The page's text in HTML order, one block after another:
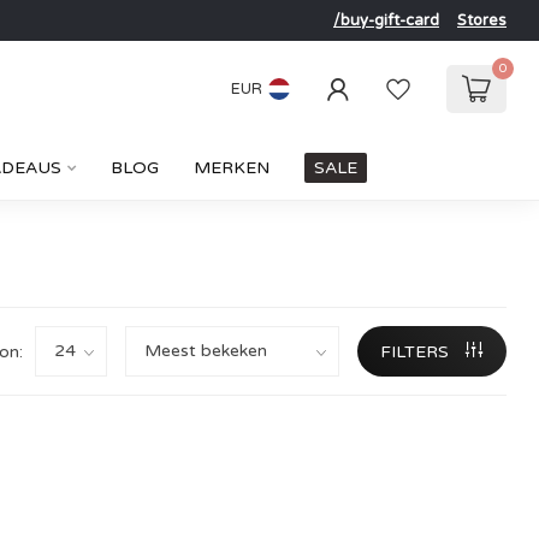
/buy-gift-card Stores
EUR
0
BLOG MERKEN SALE
FILTERS